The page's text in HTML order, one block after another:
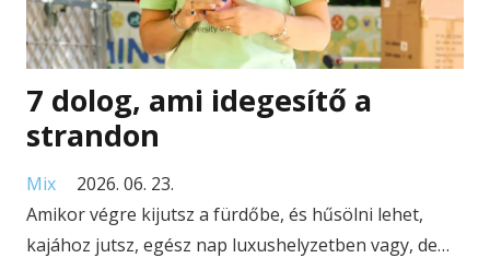
7 dolog, ami idegesítő a
strandon
Mix
2026. 06. 23.
Amikor végre kijutsz a fürdőbe, és hűsölni lehet,
kajához jutsz, egész nap luxushelyzetben vagy, de…